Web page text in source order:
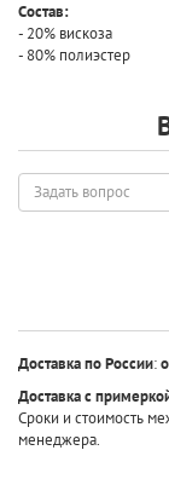
Состав:
- 20% вискоза
- 80% полиэстер
Задать
вопрос
Доставка по России:
Доставка с
Сроки и стоимость
менеджера.